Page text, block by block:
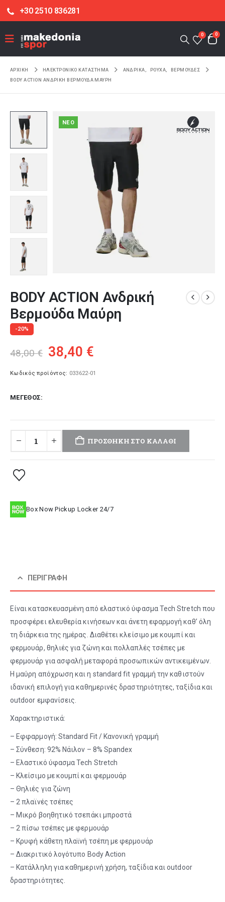
+30 2510 836281
0 0
ΑΡΧΙΚΉ ΗΛΕΚΤΡΟΝΙΚΌ ΚΑΤΆΣΤΗΜΑ ΑΝΔΡΙΚΑ ΡΟΥΧΑ
ΒΕΡΜΟΥΔΕΣ
BODY ACTION ΑΝΔΡΙΚΉ ΒΕΡΜΟΎΔΑ ΜΑΎΡΗ
NEO
BODY ACTION Ανδρική
Βερμούδα Μαύρη
-20%
48,00€ Original
was:
38,40 €
τιμή
Κωδικός προϊόντος: 033622-01
ΜΈΓΕΘΟΣ
ΠΡΟΣΘΉΚΗ ΣΤΟ ΚΑΛΆΘΙ
Box Now Pickup Locker 24/7
ΠΕΡΙΓΡΑΦΉ
Είναι κατασκευασμένη από ελαστικό ύφασμα Tech Stretch που
προσφέρει ελευθερία κινήσεων και άνετη εφαρμογή καθ’ όλη
τη διάρκεια της ημέρας. Διαθέτει κλείσιμο με κουμπί και
φερμουάρ, θηλιές για ζώνη και πολλαπλές τσέπες με
φερμουάρ για ασφαλή μεταφορά προσωπικών αντικειμένων.
Η μαύρη απόχρωση και η standard fit γραμμή την καθιστούν
ιδανική επιλογή για καθημερινές δραστηριότητες, ταξίδια και
outdoor εμφανίσεις.
Χαρακτηριστικά:
– Εφφαρμογή: Standard Fit / Κανονική γραμμή
– Σύνθεση: 92% Νάιλον – 8% Spandex
– Ελαστικό ύφασμα Tech Stretch
– Κλείσιμο με κουμπί και φερμουάρ
– Θηλιές για ζώνη
– 2 πλαϊνές τσέπες
– Μικρό βοηθητικό τσεπάκι μπροστά
– 2 πίσω τσέπες με φερμουάρ
– Κρυφή κάθετη πλαϊνή τσέπη με φερμουάρ
– Διακριτικό λογότυπο Body Action
– Κατάλληλη για καθημερινή χρήση, ταξίδια και outdoor
δραστηριότητες.